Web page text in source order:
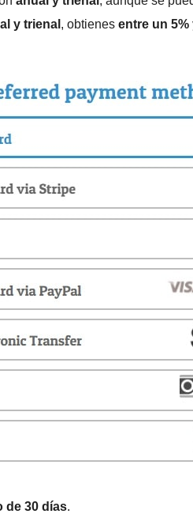
y trienal , obtienes entre un 5%
de 30 días.